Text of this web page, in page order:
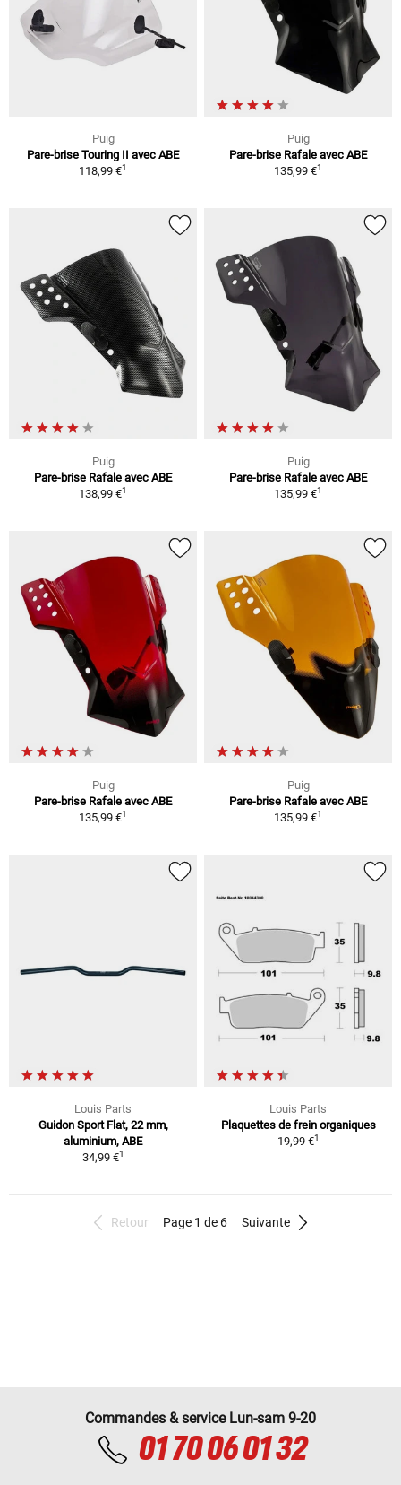
Puig
Pare-brise Touring II avec ABE
118,99 €1
Puig
Pare-brise Rafale avec ABE
135,99 €1
Puig
Pare-brise Rafale avec ABE
138,99 €1
Puig
Pare-brise Rafale avec ABE
135,99 €1
Puig
Pare-brise Rafale avec ABE
135,99 €1
Puig
Pare-brise Rafale avec ABE
135,99 €1
Louis Parts
Guidon Sport Flat, 22 mm,
aluminium, ABE
34,99 €1
Louis Parts
Plaquettes de frein organiques
19,99 €1
Retour Page 1 de 6 Suivante
Commandes & service Lun-sam 9-20
01 70 06 01 32